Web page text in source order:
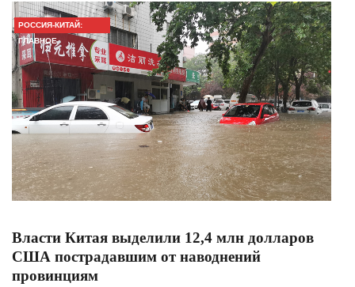
РОССИЯ-КИТАЙ:
ГЛАВНОЕ
​Власти Китая выделили 12,4 млн долларов
США пострадавшим от наводнений
провинциям